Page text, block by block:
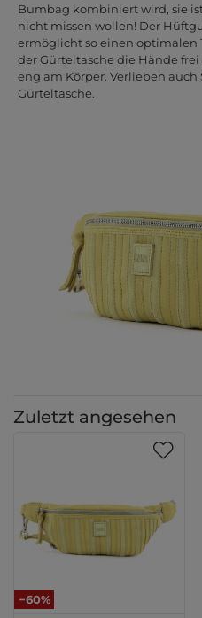
Bumbag kombiniert wird, sie
nicht missen wollen! Der
ermöglicht so einen optimalen
der Gürteltasche die Hände
eng am Körper. Verlieben auch
Gürteltasche.
Zuletzt angesehen
−60%